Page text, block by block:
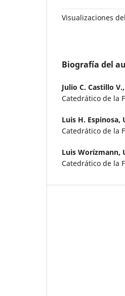
Visualizaciones
Biografía del
Julio C. Castillo V.,
Catedrático de la
Luis H. Espinosa,
Catedrático de la
Luis Worízmann,
Catedrático de la